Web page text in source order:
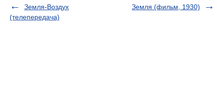
Земля-Воздух
(телепередача)
Земля (фильм, 1930)